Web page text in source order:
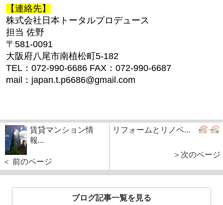
【連絡先】
株式会社日本トータルプロデュース
担当 佐野
〒581-0091
大阪府八尾市南植松町5-182
TEL：072-990-6686 FAX：072-990-6687
mail：japan.t.p6686@gmail.com
賃貸マンション情
報...
＜ 前のページ
リフォームとリノベ...
＞次のページ
ブログ記事一覧を見る